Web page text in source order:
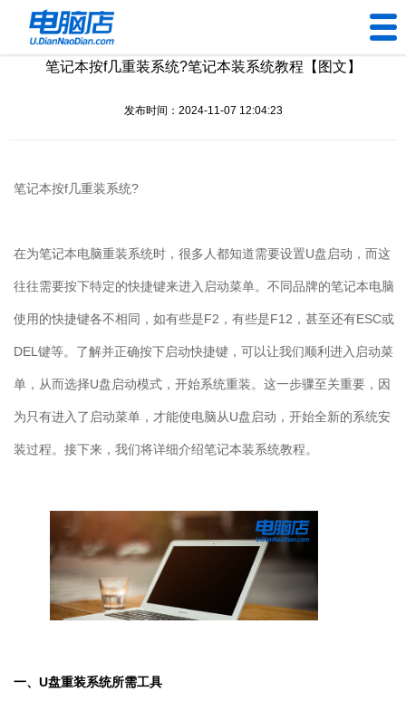
U盘工具
电脑问题
笔记本按f几重装系统?笔记本装系统教程【图文】
发布时间：2024-11-07 12:04:23
笔记本按f几重装系统?
在为笔记本电脑重装系统时，很多人都知道需要设置U盘启动，而这
往往需要按下特定的快捷键来进入启动菜单。不同品牌的笔记本电脑
使用的快捷键各不相同，如有些是F2 ，有些是F12 ，甚至还有ESC或
DEL 键等。了解并正确按下启动快捷键，可以让我们顺利进入启动菜
单，从而选择U盘启动模式，开始系统重装。这一步骤至关重要，因
为只有进入了启动菜单，才能使电脑从U盘启动，开始全新的系统安
装过程。接下来，我们将详细介绍笔记本装系统教程。
一、 U盘重装系统所需工具